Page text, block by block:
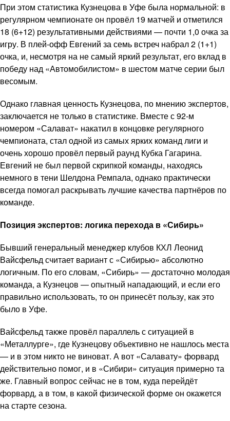
При этом статистика Кузнецова в Уфе была нормальной: в
регулярном чемпионате он провёл 19 матчей и отметился
18 (6+12) результативными действиями — почти 1,0 очка за
игру. В плей-офф Евгений за семь встреч набрал 2 (1+1)
очка, и, несмотря на не самый яркий результат, его вклад в
победу над «Автомобилистом» в шестом матче серии был
весомым.
Однако главная ценность Кузнецова, по мнению экспертов,
заключается не только в статистике. Вместе с 92-м
номером «Салават» накатил в концовке регулярного
чемпионата, стал одной из самых ярких команд лиги и
очень хорошо провёл первый раунд Кубка Гагарина.
Евгений не был первой скрипкой команды, находясь
немного в тени Шелдона Ремпала, однако практически
всегда помогал раскрывать лучшие качества партнёров по
команде.
Позиция экспертов: логика перехода в «Сибирь»
Бывший генеральный менеджер клубов КХЛ Леонид
Вайсфельд считает вариант с «Сибирью» абсолютно
логичным. По его словам, «Сибирь» — достаточно молодая
команда, а Кузнецов — опытный нападающий, и если его
правильно использовать, то он принесёт пользу, как это
было в Уфе.
Вайсфельд также провёл параллель с ситуацией в
«Металлурге», где Кузнецову объективно не нашлось места
— и в этом никто не виноват. А вот «Салавату» форвард
действительно помог, и в «Сибири» ситуация примерно та
же. Главный вопрос сейчас не в том, куда перейдёт
форвард, а в том, в какой физической форме он окажется
на старте сезона.